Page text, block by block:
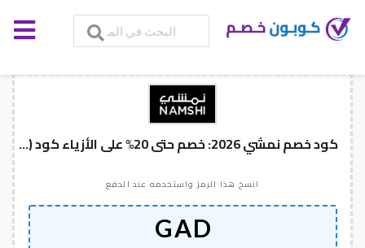
كود خصم نمشي 2026: خصم حتى 20% على الأزياء كود (D06 / GAD)
انسخ هذا الرمز واستخدمه عند الدفع